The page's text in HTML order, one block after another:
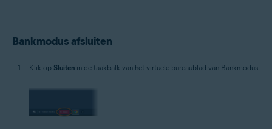
Bankmodus afsluiten
Klik op Sluiten in de taakbalk van het virtuele bureaublad van Bankmodus.